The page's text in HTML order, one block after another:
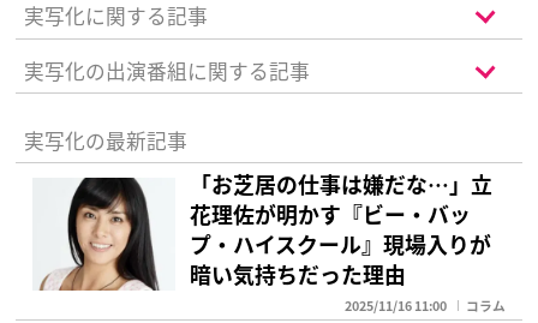
実写化に関する記事
実写化の出演番組に関する記事
実写化の最新記事
「お芝居の仕事は嫌だな…」立
花理佐が明かす『ビー・バッ
プ・ハイスクール』現場入りが
暗い気持ちだった理由
2025/11/16 11:00 コラム